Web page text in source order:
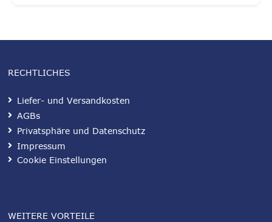
RECHTLICHES
Liefer- und Versandkosten
AGBs
Privatsphäre und Datenschutz
Impressum
Cookie Einstellungen
WEITERE VORTEILE